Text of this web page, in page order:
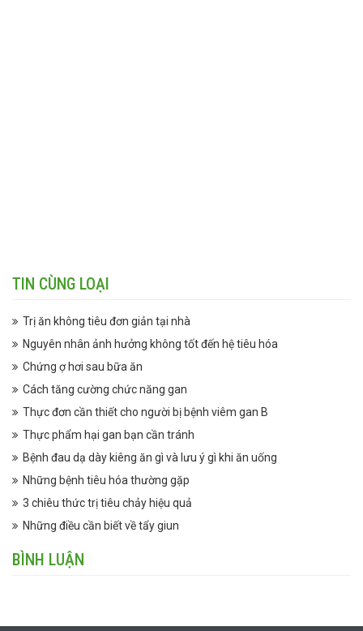
TIN CÙNG LOẠI
Trị ăn không tiêu đơn giản tại nhà
Nguyên nhân ảnh hưởng không tốt đến hệ tiêu hóa
Chứng ợ hơi sau bữa ăn
Cách tăng cường chức năng gan
Thực đơn cần thiết cho người bị bệnh viêm gan B
Thực phẩm hại gan bạn cần tránh
Bệnh đau dạ dày kiêng ăn gì và lưu ý gì khi ăn uống
Những bệnh tiêu hóa thường gặp
3 chiêu thức trị tiêu chảy hiệu quả
Những điều cần biết về tẩy giun
BÌNH LUẬN